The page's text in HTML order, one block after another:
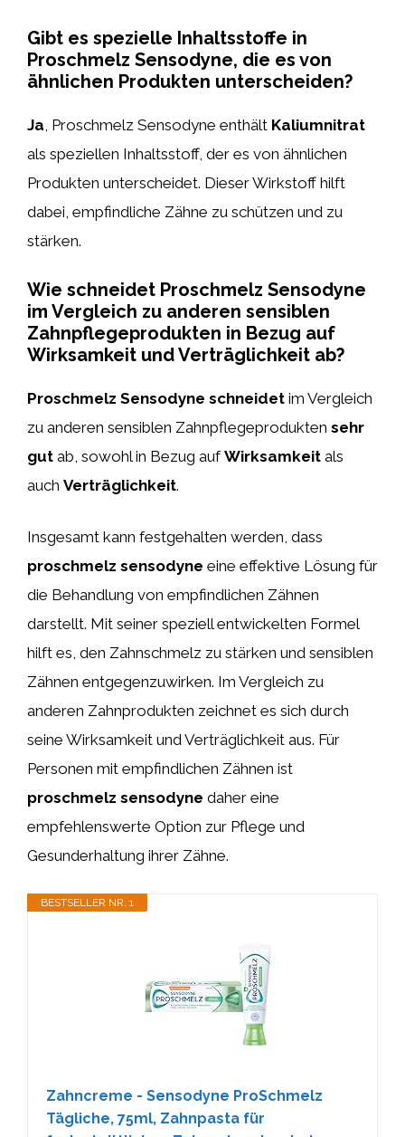
Gibt es spezielle Inhaltsstoffe in
Proschmelz Sensodyne, die es von
ähnlichen Produkten unterscheiden?
Ja, Proschmelz Sensodyne enthält Kaliumnitrat
als speziellen Inhaltsstoff, der es von ähnlichen
Produkten unterscheidet. Dieser Wirkstoff hilft
dabei, empfindliche Zähne zu schützen und zu
stärken.
Wie schneidet Proschmelz Sensodyne
im Vergleich zu anderen sensiblen
Zahnpflegeprodukten in Bezug auf
Wirksamkeit und Verträglichkeit ab?
Proschmelz Sensodyne schneidet im Vergleich
zu anderen sensiblen Zahnpflegeprodukten sehr
gut ab, sowohl in Bezug aufWirksamkeit als
auch Verträglichkeit.
Insgesamt kann festgehalten werden, dass
proschmelz sensodyne eine effektive Lösung für
die Behandlung von empfindlichen Zähnen
darstellt. Mit seiner speziell entwickelten Formel
hilft es, den Zahnschmelz zu stärken und sensiblen
Zähnen entgegenzuwirken. Im Vergleich zu
anderen Zahnprodukten zeichnet es sich durch
seine Wirksamkeit und Verträglichkeit aus. Für
Personen mit empfindlichen Zähnen ist
proschmelz sensodyne daher eine
empfehlenswerte Option zur Pflege und
Gesunderhaltung ihrer Zähne.
BESTSELLER NR. 1
Zahncreme - Sensodyne ProSchmelz
Tägliche, 75ml, Zahnpasta für